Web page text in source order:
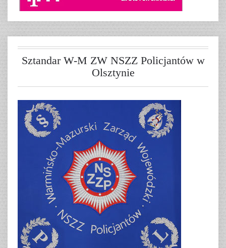
Sztandar W-M ZW NSZZ Policjantów w
Olsztynie